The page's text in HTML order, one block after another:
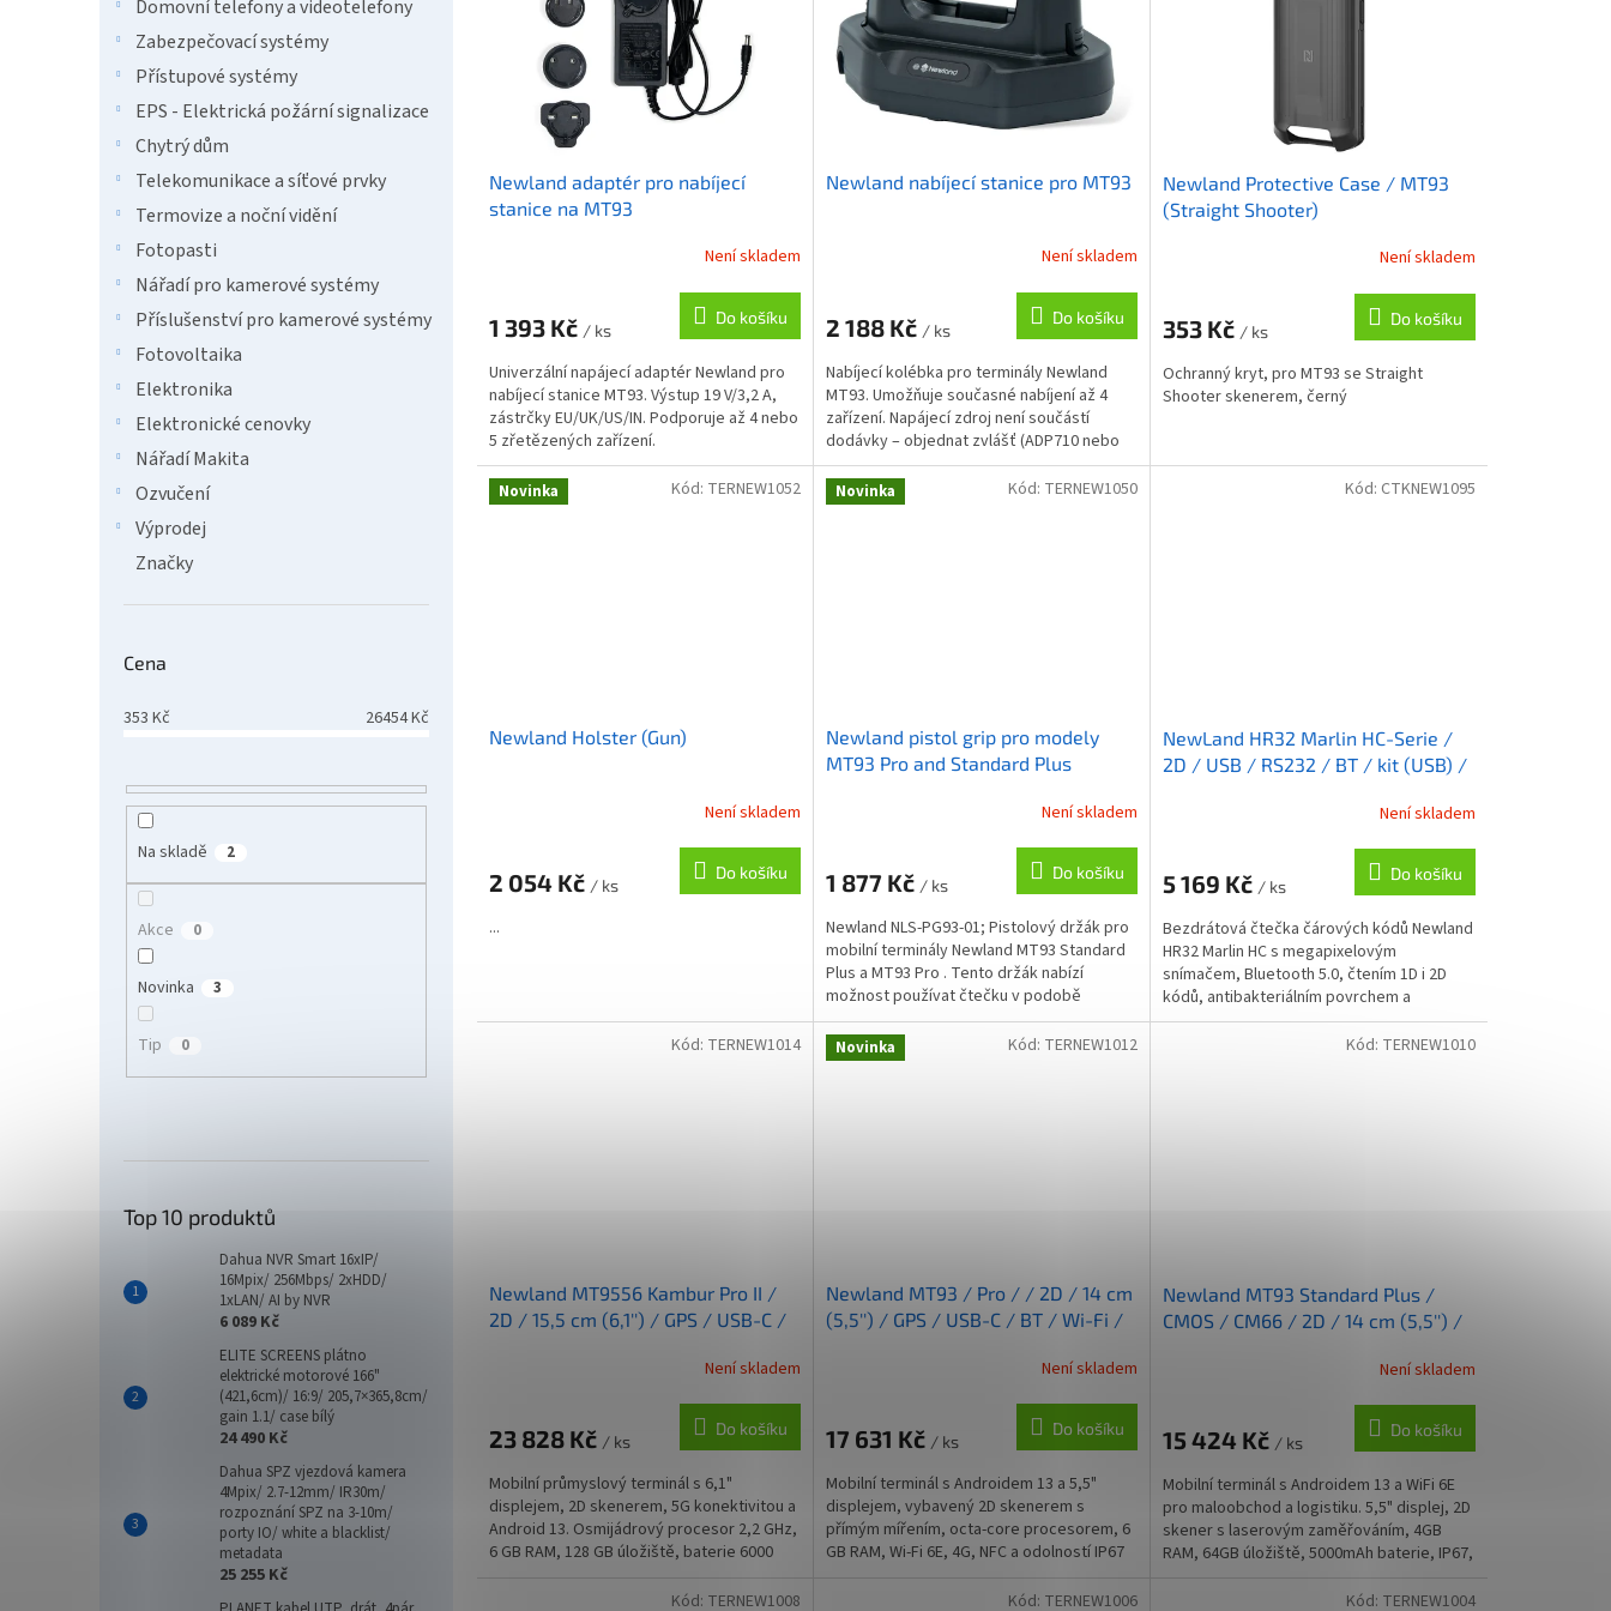
Domovní telefony a videotelefony
Zabezpečovací systémy
Přístupové systémy
EPS - Elektrická požární signalizace
Chytrý dům
Telekomunikace a síťové prvky
Termovize a noční vidění
Fotopasti
Nářadí pro kamerové systémy
Příslušenství pro kamerové systémy
Fotovoltaika
Elektronika
Elektronické cenovky
Nářadí Makita
Ozvučení
Výprodej
Značky
Cena
353 Kč 26454Kč
Na skladě 2
Akce 0
Novinka 3
Tip 0
Top 10 produktů
Dahua NVR Smart 16xIP/
16Mpix/ 256Mbps/ 2xHDD/
1xLAN/ AI by NVR
6 089 Kč
ELITE SCREENS plátno
elektrické motorové 166"
(421,6cm)/ 16:9/ 205,7×365,8cm/
gain 1.1/ case bílý
24 490 Kč
Dahua SPZ vjezdová kamera
4Mpix/ 2.7-12mm/ IR30m/
rozpoznání SPZ na 3-10m/
porty IO/ white a blacklist/
metadata
25 255 Kč
Newland adaptér pro nabíjecí
stanice na MT93
Není skladem
1 393 Kč / ks
Do košíku
Univerzální napájecí adaptér Newland pro
nabíjecí stanice MT93. Výstup 19 V/3,2 A,
zástrčky EU/UK/US/IN. Podporuje až 4 nebo
5 zřetězených zařízení.
Newland nabíjecí stanice pro MT93
Není skladem
2 188 Kč / ks
Do košíku
Nabíjecí kolébka pro terminály Newland
MT93. Umožňuje současné nabíjení až 4
zařízení. Napájecí zdroj není součástí
dodávky – objednat zvlášť (ADP710 nebo
AD60-D-M).
Newland Protective Case / MT93
(Straight Shooter)
Není skladem
353 Kč / ks
Do košíku
Ochranný kryt, pro MT93 se Straight
Shooter skenerem, černý
Novinka
Newland Holster (Gun)
Není skladem
2 054 Kč / ks
Do košíku
...
Kód: TERNEW1052 Novinka
Newland pistol grip pro modely
MT93 Pro and Standard Plus
Není skladem
1 877 Kč / ks
Do košíku
Newland NLS-PG93-01; Pistolový držák pro
mobilní terminály Newland MT93 Standard
Plus a MT93 Pro . Tento držák nabízí
možnost používat čtečku v podobě
pistole, která je ideální...
Kód: TERNEW1050
NewLand HR32 Marlin HC-Serie /
2D / USB / RS232 / BT / kit (USB) /
Není skladem
5 169 Kč / ks
Do košíku
Bezdrátová čtečka čárových kódů Newland
HR32 Marlin HC s megapixelovým
snímačem, Bluetooth 5.0, čtením 1D i 2D
kódů, antibakteriálním povrchem a
rozhraními USB a RS-232.
Kód: CTKNEW1095
Newland MT9556 Kambur Pro II /
2D / 15,5 cm (6,1'') / GPS / USB-C /
Není skladem
23 828 Kč / ks
Do košíku
Mobilní průmyslový terminál s 6,1"
displejem, 2D skenerem, 5G konektivitou a
Android 13. Osmijádrový procesor 2,2 GHz,
6 GB RAM, 128 GB úložiště, baterie 6000
Kód: TERNEW1014 Novinka
Newland MT93 / Pro / / 2D / 14 cm
(5,5'') / GPS / USB-C / BT / Wi-Fi /
Není skladem
17 631 Kč / ks
Do košíku
Mobilní terminál s Androidem 13 a 5,5"
displejem, vybavený 2D skenerem s
přímým mířením, octa-core procesorem, 6
GB RAM, Wi-Fi 6E, 4G, NFC a odolností IP67
Kód: TERNEW1012
Newland MT93 Standard Plus /
CMOS / CM66 / 2D / 14 cm (5,5'') /
Není skladem
15 424 Kč / ks
Do košíku
Mobilní terminál s Androidem 13 a WiFi 6E
pro maloobchod a logistiku. 5,5" displej, 2D
skener s laserovým zaměřováním, 4GB
RAM, 64GB úložiště, 5000mAh baterie, IP67,
Kód: TERNEW1010
Kód: TERNEW1008 Kód: TERNEW1006 Kód: TERNEW1004